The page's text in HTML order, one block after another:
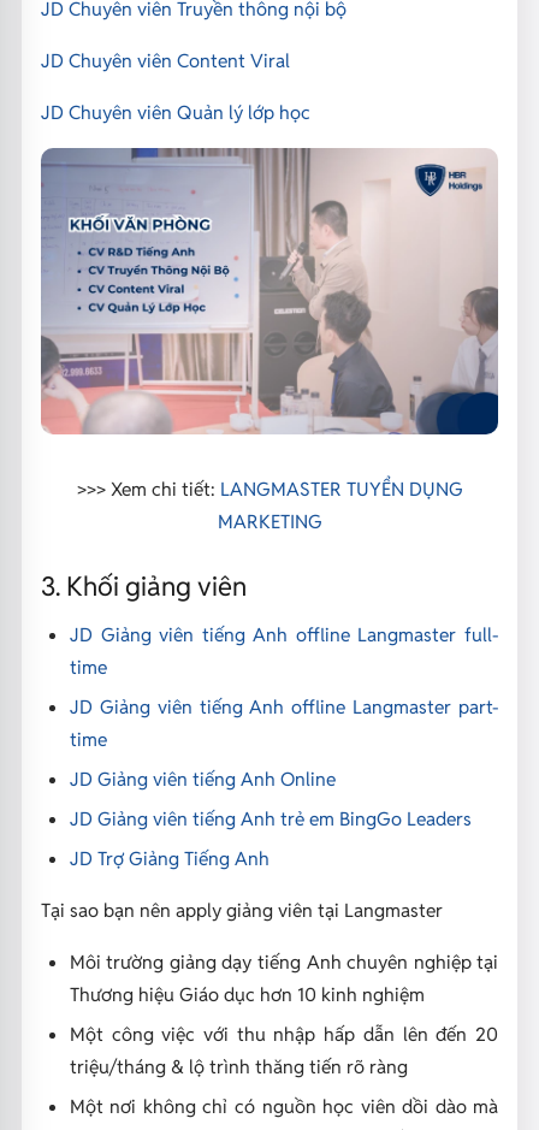
JD Chuyên viên Truyền thông nội bộ
JD Chuyên viên Content Viral
JD Chuyên viên Quản lý lớp học
>>> Xem chi tiết: LANGMASTER TUYỂN DỤNG
MARKETING
3. Khối giảng viên
JD Giảng viên tiếng Anh offline Langmaster full-
time
JD Giảng viên tiếng Anh offline Langmaster part-
time
JD Giảng viên tiếng Anh Online
JD Giảng viên tiếng Anh trẻ em BingGo Leaders
JD Trợ Giảng Tiếng Anh
Tại sao bạn nên apply giảng viên tại Langmaster
Môi trường giảng dạy tiếng Anh chuyên nghiệp tại
Thương hiệu Giáo dục hơn 10 kinh nghiệm
Một công việc với thu nhập hấp dẫn lên đến 20
triệu/tháng & lộ trình thăng tiến rõ ràng
Một nơi không chỉ có nguồn học viên dồi dào mà